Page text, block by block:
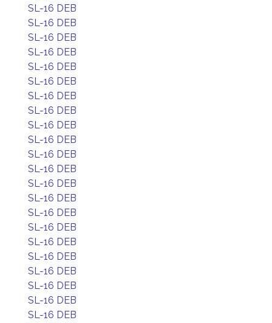
SL-16 DEB
SL-16 DEB
SL-16 DEB
SL-16 DEB
SL-16 DEB
SL-16 DEB
SL-16 DEB
SL-16 DEB
SL-16 DEB
SL-16 DEB
SL-16 DEB
SL-16 DEB
SL-16 DEB
SL-16 DEB
SL-16 DEB
SL-16 DEB
SL-16 DEB
SL-16 DEB
SL-16 DEB
SL-16 DEB
SL-16 DEB
SL-16 DEB